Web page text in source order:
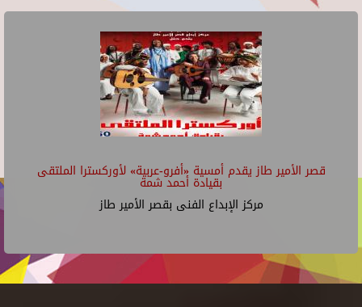
قصر الأمير طاز يقدم أمسية «أفرو-عربية» لأوركسترا الملتقى
بقيادة أحمد شمة
مركز الإبداع الفنى بقصر الأمير طاز